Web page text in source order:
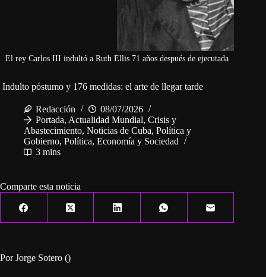
El rey Carlos III indultó a Ruth Ellis 71 años después de ejecutada
Indulto póstumo y 176 medidas: el arte de llegar tarde
Redacción
08/07/2026
Portada, Actualidad Mundial, Crisis y
Abastecimiento, Noticias de Cuba, Política y
Gobierno, Política, Economía y Sociedad
3 mins
Comparte esta noticia
Por Jorge Sotero ()